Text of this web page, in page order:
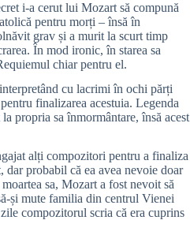
i-a cerut lui Mozart să compună
pentru morți – însă în
grav și a murit la scurt timp
În mod ironic, în starea sa
chiar pentru el.
cu lacrimi în ochi părți
finalizarea acestuia. Legenda
propria sa înmormântare, însă acest
alți compozitori pentru a finaliza
probabil că ea avea nevoie doar
sa, Mozart a fost nevoit să
și mute familia din centrul Vienei
compozitorul scria că era cuprins